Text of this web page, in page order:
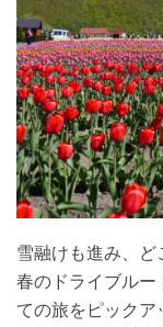
雪融けも進み、ど
春のドライブルー
ての旅をピックア